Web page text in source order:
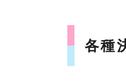
各種